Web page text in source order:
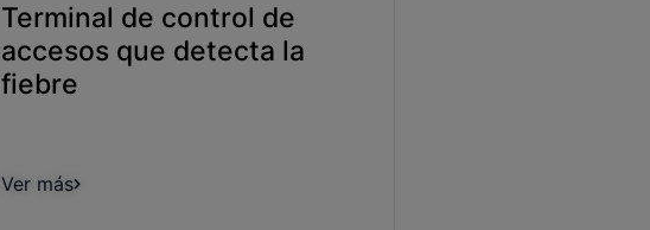
Terminal de control de
accesos que detecta la
fiebre
Ver más